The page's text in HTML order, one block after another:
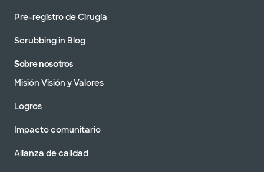
Pre-registro de Cirugía
Scrubbing in Blog
Sobre nosotros
Misión Visión y Valores
Logros
Impacto comunitario
Alianza de calidad